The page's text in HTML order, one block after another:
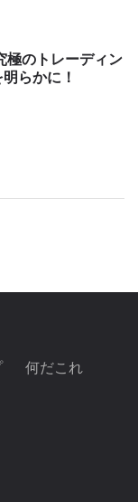
のトレーディン
らかに！
何だこれ